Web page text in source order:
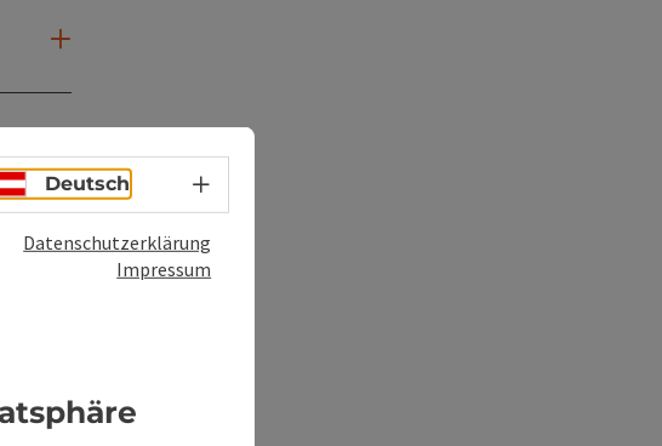
Deutsch Sprachwahl - Menü öffnen
Datenschutzerklärung
Impressum